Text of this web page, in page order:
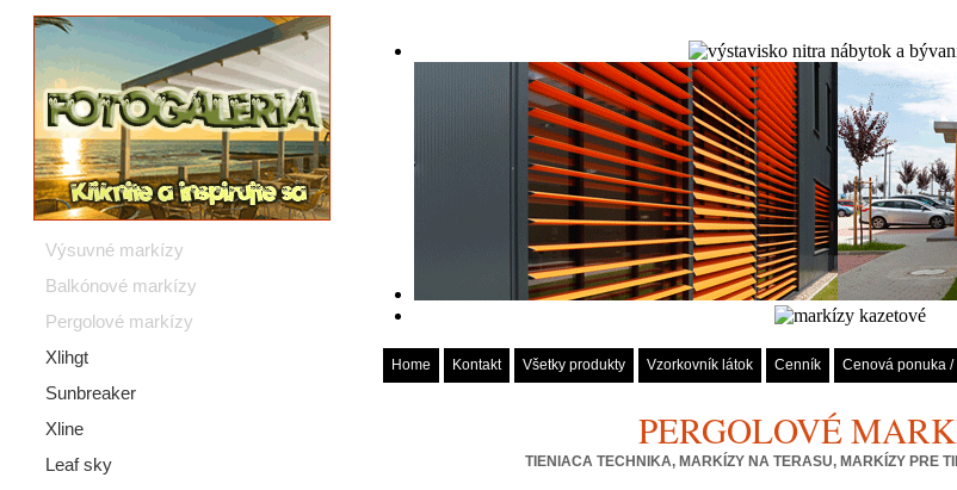
Výsuvné markízy
Balkónové markízy
Pergolové markízy
Xlihgt
Sunbreaker
Xline
Leaf sky
Home Kontakt Všetky produkty Vzorkovník látok Cenník Cenová ponuka
PERGOLOVÉ
TIENIACA TECHNIKA, MARKÍZY NA TERASU, MARKÍZY PRE